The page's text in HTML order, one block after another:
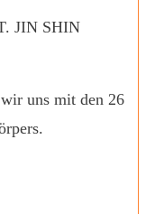
JIN SHIN
uns mit den 26